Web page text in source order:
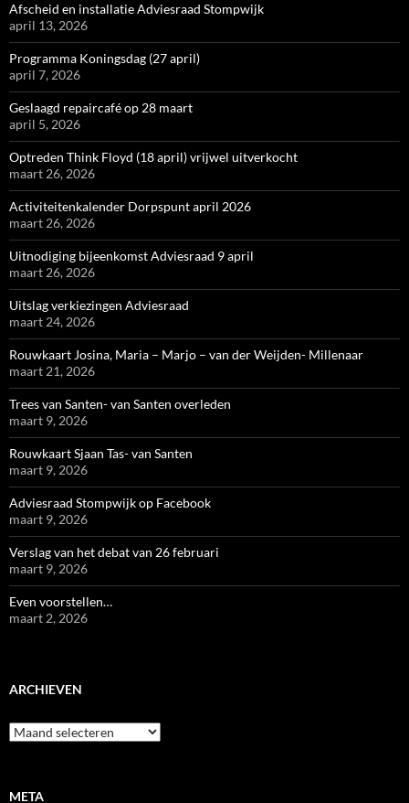
Afscheid en installatie Adviesraad Stompwijk
april 13, 2026
Programma Koningsdag (27 april)
april 7, 2026
Geslaagd repaircafé op 28 maart
april 5, 2026
Optreden Think Floyd (18 april) vrijwel uitverkocht
maart 26, 2026
Activiteitenkalender Dorpspunt april 2026
maart 26, 2026
Uitnodiging bijeenkomst Adviesraad 9 april
maart 26, 2026
Uitslag verkiezingen Adviesraad
maart 24, 2026
Rouwkaart Josina, Maria – Marjo – van der Weijden- Millenaar
maart 21, 2026
Trees van Santen- van Santen overleden
maart 9, 2026
Rouwkaart Sjaan Tas- van Santen
maart 9, 2026
Adviesraad Stompwijk op Facebook
maart 9, 2026
Verslag van het debat van 26 februari
maart 9, 2026
Even voorstellen…
maart 2, 2026
ARCHIEVEN
Archieven
META